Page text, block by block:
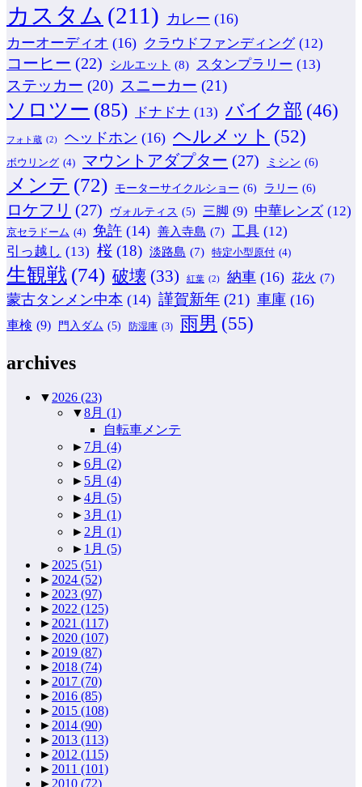
カスタム (211) カレー (16)
カーオーディオ (16) クラウドファンディング (12)
コーヒー (22) シルエット (8) スタンプラリー (13)
ステッカー (20) スニーカー (21)
ソロツー (85) ドナドナ (13) バイク部 (46)
フォト蔵 (2) ヘッドホン (16) ヘルメット (52)
ボウリング (4) マウントアダプター (27) ミシン (6)
メンテ (72) モーターサイクルショー (6) ラリー (6)
ロケフリ (27) ヴォルティス (5) 三脚 (9) 中華レンズ (12)
京セラドーム (4) 免許 (14) 善入寺島 (7) 工具 (12)
引っ越し (13) 桜 (18) 淡路島 (7) 特定小型原付 (4)
生観戦 (74) 破壊 (33) 紅葉 (2) 納車 (16) 花火 (7)
蒙古タンメン中本 (14) 謹賀新年 (21) 車庫 (16)
車検 (9) 門入ダム (5) 防湿庫 (3) 雨男 (55)
archives
▼ 2026 (23)
▼8月 (1)
自転車メンテ
► 7月 (4)
►6月 (2)
► 5月 (4)
►4月 (5)
►3月 (1)
► 2月 (1)
► 1月 (5)
► 2025 (51)
► 2024 (52)
► 2023 (97)
► 2022 (125)
► 2021 (117)
► 2020 (107)
► 2019 (87)
► 2018 (74)
► 2017 (70)
► 2016 (85)
► 2015 (108)
► 2014 (90)
► 2013 (113)
► 2012 (115)
► 2011 (101)
► 2010 (72)